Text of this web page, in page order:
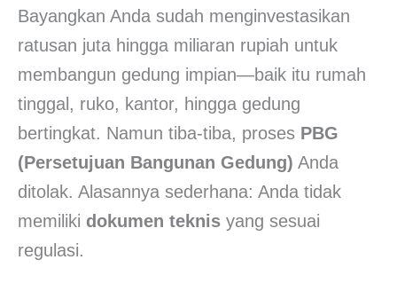
Bayangkan Anda sudah menginvestasikan
ratusan juta hingga miliaran rupiah untuk
membangun gedung impian—baik itu rumah
tinggal, ruko, kantor, hingga gedung
bertingkat. Namun tiba-tiba, proses PBG
(Persetujuan Bangunan Gedung) Anda
ditolak. Alasannya sederhana: Anda tidak
memiliki dokumen teknis yang sesuai
regulasi.